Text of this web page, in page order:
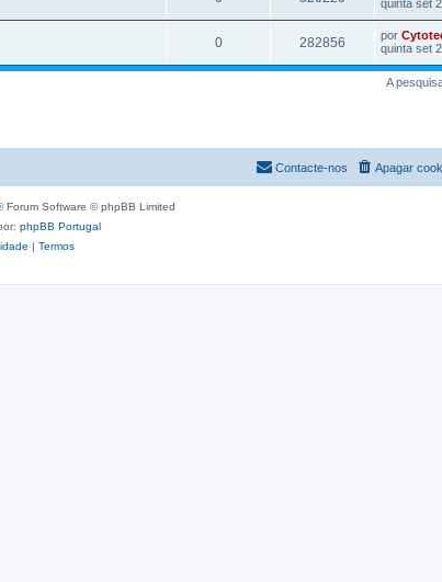
quinta set
0 282856 por
quinta set
A
Apagar
Contacte-nos
Forum Software © phpBB Limited
phpBB Portugal
| Termos